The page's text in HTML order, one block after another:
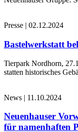
Presse | 02.12.2024
Bastelwerkstatt
Tierpark Nordhorn,
statten historisches
News | 11.10.2024
Neuenhauser
für namenhaften